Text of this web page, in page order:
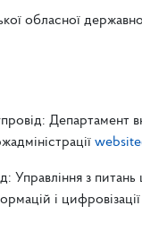
обласної
Департамент
Управління з
і